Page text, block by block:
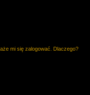
mi się zalogować. Dlaczego?